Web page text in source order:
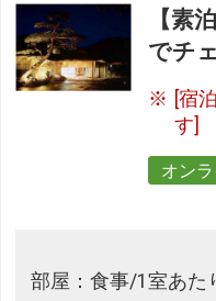
【素
でチ
[宿
す]
オン
部屋：食事/1室あた